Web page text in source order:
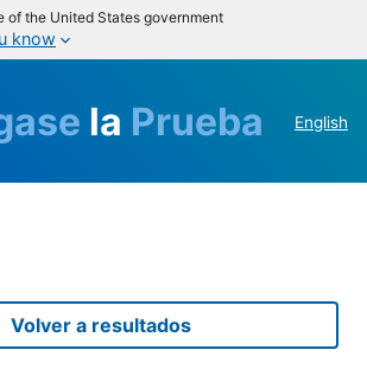
of the United States government
know
la Prueba English
Volver a resultados